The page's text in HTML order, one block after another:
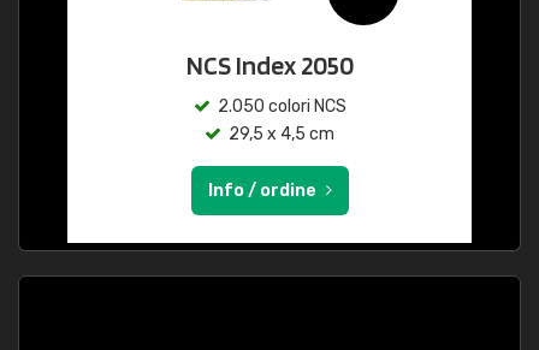
NCS Index 2050
2.050 colori NCS
29,5 x 4,5 cm
Info / ordine